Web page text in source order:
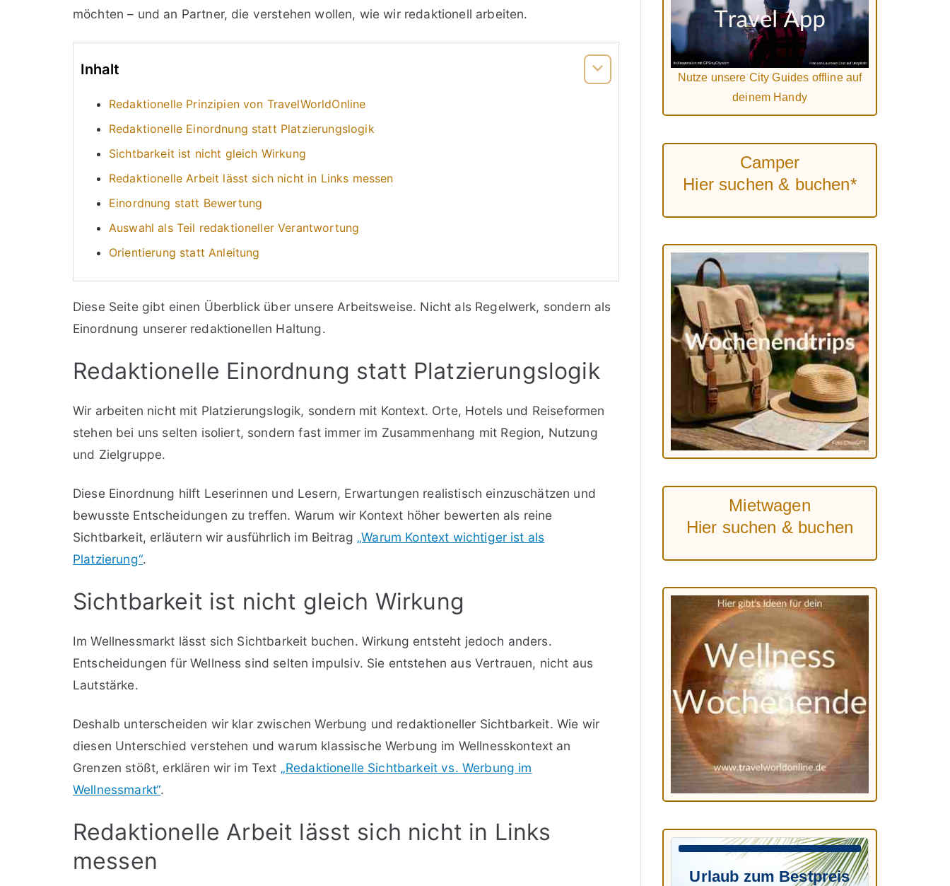
möchten – und an Partner, die verstehen wollen, wie wir redaktionell arbeiten.
Inhalt
Redaktionelle Prinzipien von TravelWorldOnline
Redaktionelle Einordnung statt Platzierungslogik
Sichtbarkeit ist nicht gleich Wirkung
Redaktionelle Arbeit lässt sich nicht in Links messen
Einordnung statt Bewertung
Auswahl als Teil redaktioneller Verantwortung
Orientierung statt Anleitung
Diese Seite gibt einen Überblick über unsere Arbeitsweise. Nicht als Regelwerk, sondern als
Einordnung unserer redaktionellen Haltung.
Redaktionelle Einordnung statt Platzierungslogik
Wir arbeiten nicht mit Platzierungslogik, sondern mit Kontext. Orte, Hotels und Reiseformen
stehen bei uns selten isoliert, sondern fast immer im Zusammenhang mit Region, Nutzung
und Zielgruppe.
Diese Einordnung hilft Leserinnen und Lesern, Erwartungen realistisch einzuschätzen und
bewusste Entscheidungen zu treffen. Warum wir Kontext höher bewerten als reine
Sichtbarkeit, erläutern wir ausführlich im Beitrag „Warum Kontext wichtiger ist als
Platzierung“.
Sichtbarkeit ist nicht gleich Wirkung
Im Wellnessmarkt lässt sich Sichtbarkeit buchen. Wirkung entsteht jedoch anders.
Entscheidungen für Wellness sind selten impulsiv. Sie entstehen aus Vertrauen, nicht aus
Lautstärke.
Deshalb unterscheiden wir klar zwischen Werbung und redaktioneller Sichtbarkeit. Wie wir
diesen Unterschied verstehen und warum klassische Werbung im Wellnesskontext an
Grenzen stößt, erklären wir im Text „Redaktionelle Sichtbarkeit vs. Werbung im
Wellnessmarkt“.
Redaktionelle Arbeit lässt sich nicht in Links
messen
Nutze unsere City Guides offline auf
deinem Handy
Camper
Hier suchen & buchen*
Mietwagen
Hier suchen & buchen
Urlaub zum Bestpreis